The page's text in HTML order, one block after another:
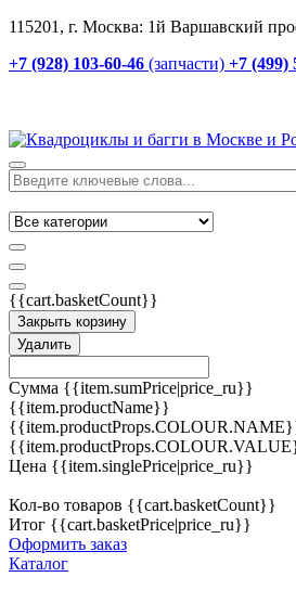
115201, г. Москва: 1й Варшавский
+7 (928) 103-60-46 (запчасти) +7 (499)
{{cart.basketCount}}
Закрыть корзину
Удалить
Сумма {{item.sumPrice|price_ru}}
{{item.productName}}
Цена {{item.singlePrice|price_ru}}
Кол-во товаров {{cart.basketCount}}
Итог {{cart.basketPrice|price_ru}}
Оформить заказ
Каталог